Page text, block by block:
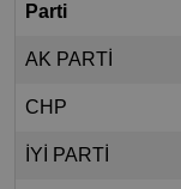
Parti
AK PARTİ
CHP
İYİ PARTİ